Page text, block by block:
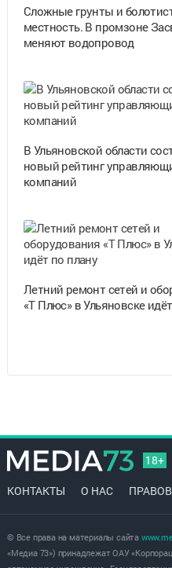
Сложные грунты и
местность. В промзоне
меняют водопровод
В Ульяновской области
новый рейтинг
компаний
Летний ремонт сетей и
«Т Плюс» в Ульяновске
18+
КОНТАКТЫ О НАС
© Все права на материалы сайта
«Медиа 73») принадлежат ОАУ